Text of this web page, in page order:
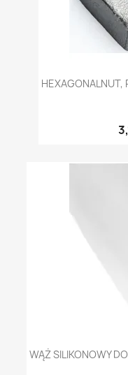
WĄŻ SILIKONOWY